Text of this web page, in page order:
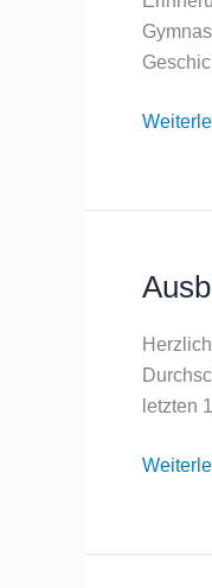
letzten